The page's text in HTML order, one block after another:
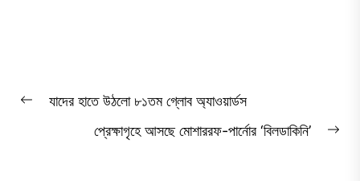
Post
navigation
Previous
যাদের হাতে উঠলো ৮১তম গ্লোব অ্যাওয়ার্ডস
প্রেক্ষাগৃহে আসছে মোশাররফ-পার্নোর ‘বিলডাকিনি’